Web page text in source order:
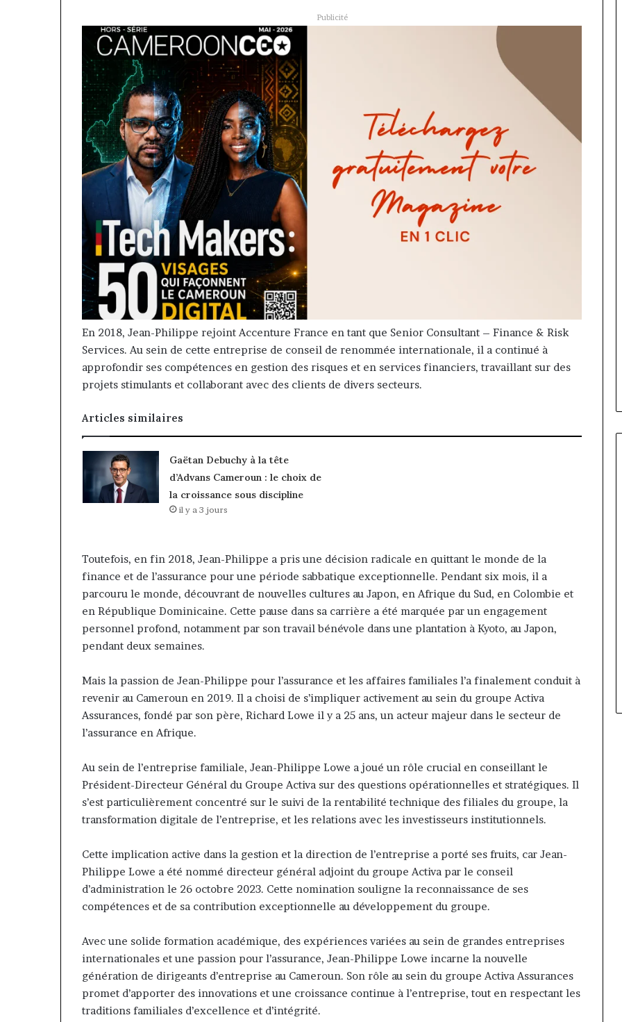
Publicité
En 2018, Jean-Philippe rejoint Accenture France en tant que Senior Consultant – Finance & Risk
Services. Au sein de cette entreprise de conseil de renommée internationale, il a continué à
approfondir ses compétences en gestion des risques et en services financiers, travaillant sur des
projets stimulants et collaborant avec des clients de divers secteurs.
Articles similaires
Gaëtan Debuchy à la tête
d’Advans Cameroun : le choix de
la croissance sous discipline
il y a 3 jours
Toutefois, en fin 2018, Jean-Philippe a pris une décision radicale en quittant le monde de la
finance et de l’assurance pour une période sabbatique exceptionnelle. Pendant six mois, il a
parcouru le monde, découvrant de nouvelles cultures au Japon, en Afrique du Sud, en Colombie et
en République Dominicaine. Cette pause dans sa carrière a été marquée par un engagement
personnel profond, notamment par son travail bénévole dans une plantation à Kyoto, au Japon,
pendant deux semaines.
Mais la passion de Jean-Philippe pour l’assurance et les affaires familiales l’a finalement conduit à
revenir au Cameroun en 2019. Il a choisi de s’impliquer activement au sein du groupe Activa
Assurances, fondé par son père, Richard Lowe il y a 25 ans, un acteur majeur dans le secteur de
l’assurance en Afrique.
Au sein de l’entreprise familiale, Jean-Philippe Lowe a joué un rôle crucial en conseillant le
Président-Directeur Général du Groupe Activa sur des questions opérationnelles et stratégiques. Il
s’est particulièrement concentré sur le suivi de la rentabilité technique des filiales du groupe, la
transformation digitale de l’entreprise, et les relations avec les investisseurs institutionnels.
Cette implication active dans la gestion et la direction de l’entreprise a porté ses fruits, car Jean-
Philippe Lowe a été nommé directeur général adjoint du groupe Activa par le conseil
d’administration le 26 octobre 2023. Cette nomination souligne la reconnaissance de ses
compétences et de sa contribution exceptionnelle au développement du groupe.
Avec une solide formation académique, des expériences variées au sein de grandes entreprises
internationales et une passion pour l’assurance, Jean-Philippe Lowe incarne la nouvelle
génération de dirigeants d’entreprise au Cameroun. Son rôle au sein du groupe Activa Assurances
promet d’apporter des innovations et une croissance continue à l’entreprise, tout en respectant les
traditions familiales d’excellence et d’intégrité.